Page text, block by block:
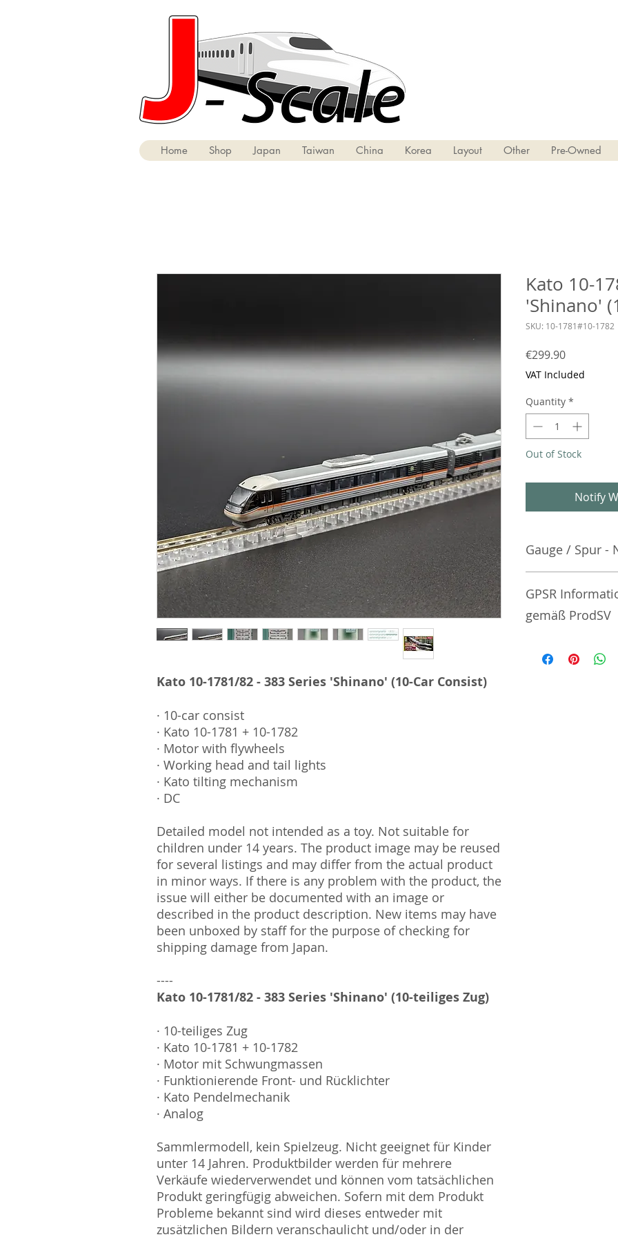
Home Shop Japan Taiwan China Korea Layout Other Pre-Owned
Kato 10-1781/82 - 383 Series 'Shinano' (10-Car Consist)
· 10-car consist
· Kato 10-1781 + 10-1782
· Motor with flywheels
· Working head and tail lights
· Kato tilting mechanism
· DC
Detailed model not intended as a toy. Not suitable for
children under 14 years. The product image may be reused
for several listings and may differ from the actual product
in minor ways. If there is any problem with the product, the
issue will either be documented with an image or
described in the product description. New items may have
been unboxed by staff for the purpose of checking for
shipping damage from Japan.
----
Kato 10-1781/82 - 383 Series 'Shinano' (10-teiliges Zug)
· 10-teiliges Zug
· Kato 10-1781 + 10-1782
· Motor mit Schwungmassen
· Funktionierende Front- und Rücklichter
· Kato Pendelmechanik
· Analog
Sammlermodell, kein Spielzeug. Nicht geeignet für Kinder
unter 14 Jahren. Produktbilder werden für mehrere
Verkäufe wiederverwendet und können vom tatsächlichen
Produkt geringfügig abweichen. Sofern mit dem Produkt
Probleme bekannt sind wird dieses entweder mit
zusätzlichen Bildern veranschaulicht und/oder in der
Kato 10-
'Shinano'
SKU: 10-1781#10-1782
€299.90Price
VAT Included
Quantity *
Out of Stock
Notify
Gauge / Spur -
GPSR
gemäß ProdSV
Manufacturer /